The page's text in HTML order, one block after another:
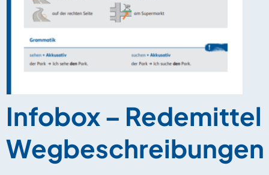
Infobox – Redemittel
Wegbeschreibungen